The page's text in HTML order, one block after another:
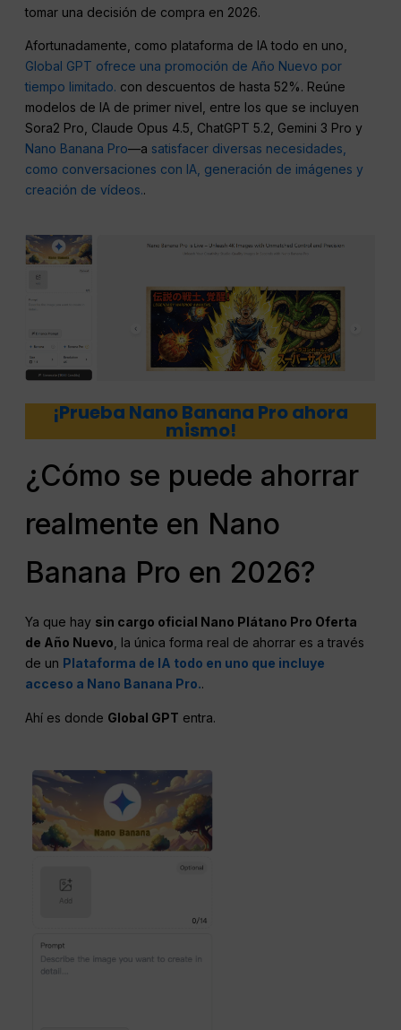
tomar una decisión de compra en 2026.
Afortunadamente, como plataforma de IA todo en uno,
Global GPT ofrece una promoción de Año Nuevo por
tiempo limitado. con descuentos de hasta 52%. Reúne
modelos de IA de primer nivel, entre los que se incluyen
Sora2 Pro, Claude Opus 4.5, ChatGPT 5.2, Gemini 3 Pro y
Nano Banana Pro—a satisfacer diversas necesidades,
como conversaciones con IA, generación de imágenes y
creación de vídeos..
¡Prueba Nano Banana Pro ahora
mismo!
¿Cómo se puede ahorrar
realmente en Nano
Banana Pro en 2026?
Ya que hay sin cargo oficial Nano Plátano Pro Oferta
de Año Nuevo, la única forma real de ahorrar es a través
de un Plataforma de IA todo en uno que incluye
acceso a Nano Banana Pro..
Ahí es donde Global GPT entra.